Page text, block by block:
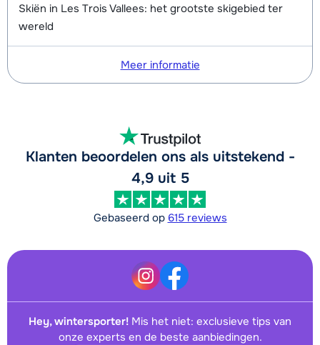
Skiën in Les Trois Vallees: het grootste skigebied ter
wereld
Meer informatie
Klanten beoordelen ons als uitstekend -
4,9 uit 5
Gebaseerd op 615 reviews
Hey, wintersporter! Mis het niet: exclusieve tips van
onze experts en de beste aanbiedingen.